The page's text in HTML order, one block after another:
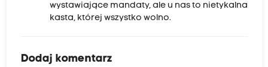
wystawiające mandaty, ale u nas to nietykalna
kasta, której wszystko wolno.
Dodaj komentarz